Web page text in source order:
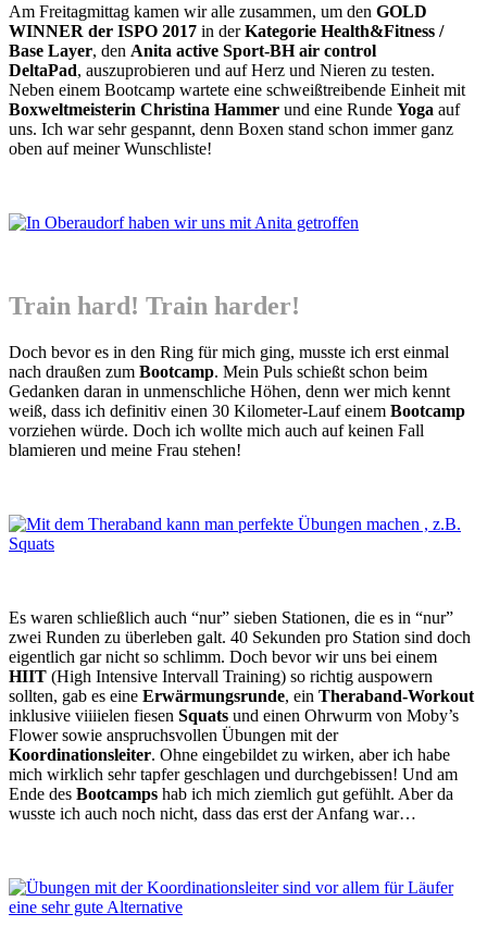
Am Freitagmittag kamen wir alle zusammen, um den GOLD
WINNER der ISPO 2017 in derKategorie Health&Fitness /
Base Layer, den Anita active Sport-BH air control
DeltaPad, auszuprobieren und auf Herz und Nieren zu testen.
Neben einem Bootcamp wartete eine schweißtreibende Einheit mit
Boxweltmeisterin Christina Hammer und eine Runde Yoga auf
uns. Ich war sehr gespannt, denn Boxen stand schon immer ganz
oben auf meiner Wunschliste!
Train hard! Train harder!
Doch bevor es in den Ring für mich ging, musste ich erst einmal
nach draußen zum Bootcamp. Mein Puls schießt schon beim
Gedanken daran in unmenschliche Höhen, denn wer mich kennt
weiß, dass ich definitiv einen 30 Kilometer-Lauf einem Bootcamp
vorziehen würde. Doch ich wollte mich auch auf keinen Fall
blamieren und meine Frau stehen!
Es waren schließlich auch “nur” sieben Stationen, die es in “nur”
zwei Runden zu überleben galt. 40 Sekunden pro Station sind doch
eigentlich gar nicht so schlimm. Doch bevor wir uns bei einem
HIIT (High Intensive Intervall Training) so richtig auspowern
sollten, gab es eine Erwärmungsrunde, ein Theraband-Workout
inklusive viiiielen fiesen Squats und einen Ohrwurm von Moby’s
Flower sowie anspruchsvollen Übungen mit der
Koordinationsleiter. Ohne eingebildet zu wirken, aber ich habe
mich wirklich sehr tapfer geschlagen und durchgebissen! Und am
Ende des Bootcamps hab ich mich ziemlich gut gefühlt. Aber da
wusste ich auch noch nicht, dass das erst der Anfang war…